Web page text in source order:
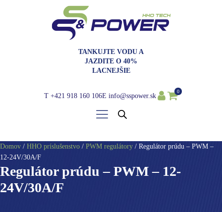
TANKUJTE VODU A
JAZDITE O 40%
LACNEJŠIE
T +421 918 160 106E info@sspower.sk
0
Domov / HHO príslušenstvo / PWM regulátory / Regulátor prúdu – PWM –
12-24V/30A/F
Regulátor prúdu – PWM – 12-
24V/30A/F